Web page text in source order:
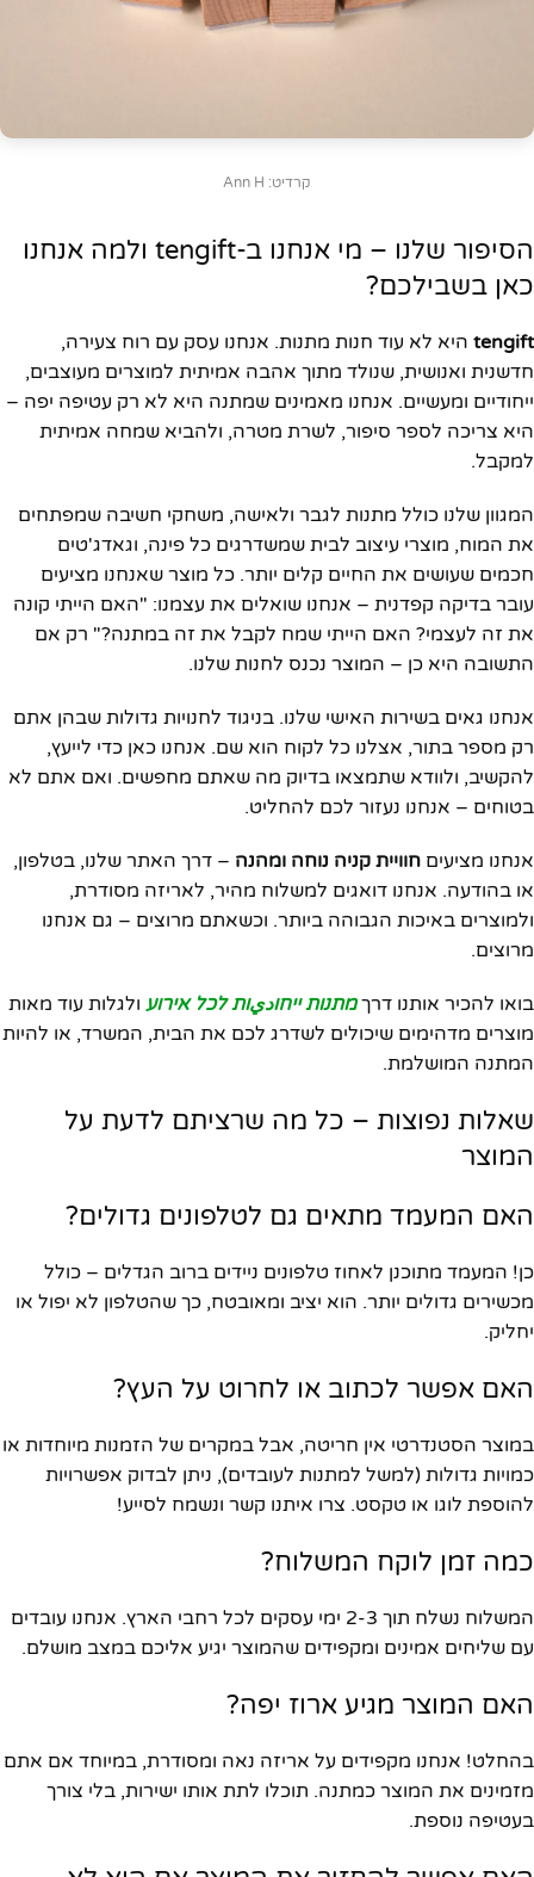
קרדיט: Ann H
הסיפור שלנו – מי אנחנו ב-tengift ולמה אנחנו
כאן בשבילכם?
tengift היא לא עוד חנות מתנות. אנחנו עסק עם רוח צעירה,
חדשנית ואנושית, שנולד מתוך אהבה אמיתית למוצרים מעוצבים,
ייחודיים ומעשיים. אנחנו מאמינים שמתנה היא לא רק עטיפה יפה –
היא צריכה לספר סיפור, לשרת מטרה, ולהביא שמחה אמיתית
למקבל.
המגוון שלנו כולל מתנות לגבר ולאישה, משחקי חשיבה שמפתחים
את המוח, מוצרי עיצוב לבית שמשדרגים כל פינה, וגאדג'טים
חכמים שעושים את החיים קלים יותר. כל מוצר שאנחנו מציעים
עובר בדיקה קפדנית – אנחנו שואלים את עצמנו: "האם הייתי קונה
את זה לעצמי? האם הייתי שמח לקבל את זה במתנה?" רק אם
התשובה היא כן – המוצר נכנס לחנות שלנו.
אנחנו גאים בשירות האישי שלנו. בניגוד לחנויות גדולות שבהן אתם
רק מספר בתור, אצלנו כל לקוח הוא שם. אנחנו כאן כדי לייעץ,
להקשיב, ולוודא שתמצאו בדיוק מה שאתם מחפשים. ואם אתם לא
בטוחים – אנחנו נעזור לכם להחליט.
אנחנו מציעים חוויית קניה נוחה ומהנה – דרך האתר שלנו, בטלפון,
או בהודעה. אנחנו דואגים למשלוח מהיר, לאריזה מסודרת,
ולמוצרים באיכות הגבוהה ביותר. וכשאתם מרוצים – גם אנחנו
מרוצים.
בואו להכיר אותנו דרךמתנות ייחוديות לכל אירוע ולגלות עוד מאות
מוצרים מדהימים שיכולים לשדרג לכם את הבית, המשרד, או להיות
המתנה המושלמת.
שאלות נפוצות – כל מה שרציתם לדעת על
המוצר
האם המעמד מתאים גם לטלפונים גדולים?
כן! המעמד מתוכנן לאחוז טלפונים ניידים ברוב הגדלים – כולל
מכשירים גדולים יותר. הוא יציב ומאובטח, כך שהטלפון לא יפול או
יחליק.
האם אפשר לכתוב או לחרוט על העץ?
במוצר הסטנדרטי אין חריטה, אבל במקרים של הזמנות מיוחדות או
כמויות גדולות (למשל למתנות לעובדים), ניתן לבדוק אפשרויות
להוספת לוגו או טקסט. צרו איתנו קשר ונשמח לסייע!
כמה זמן לוקח המשלוח?
המשלוח נשלח תוך 2-3 ימי עסקים לכל רחבי הארץ. אנחנו עובדים
עם שליחים אמינים ומקפידים שהמוצר יגיע אליכם במצב מושלם.
האם המוצר מגיע ארוז יפה?
בהחלט! אנחנו מקפידים על אריזה נאה ומסודרת, במיוחד אם אתם
מזמינים את המוצר כמתנה. תוכלו לתת אותו ישירות, בלי צורך
בעטיפה נוספת.